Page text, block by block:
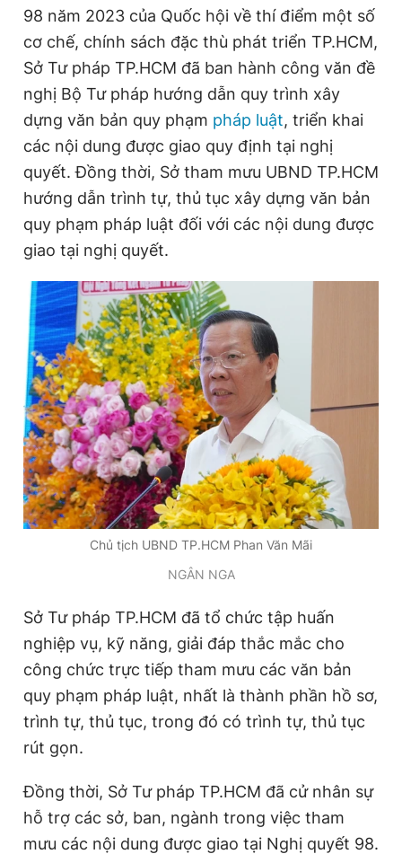
98 năm 2023 của Quốc hội về thí điểm một số
cơ chế, chính sách đặc thù phát triển TP.HCM,
Sở Tư pháp TP.HCM đã ban hành công văn đề
nghị Bộ Tư pháp hướng dẫn quy trình xây
dựng văn bản quy phạm pháp luật, triển khai
các nội dung được giao quy định tại nghị
quyết. Đồng thời, Sở tham mưu UBND TP.HCM
hướng dẫn trình tự, thủ tục xây dựng văn bản
quy phạm pháp luật đối với các nội dung được
giao tại nghị quyết.
Chủ tịch UBND TP.HCM Phan Văn Mãi
NGÂN NGA
Sở Tư pháp TP.HCM đã tổ chức tập huấn
nghiệp vụ, kỹ năng, giải đáp thắc mắc cho
công chức trực tiếp tham mưu các văn bản
quy phạm pháp luật, nhất là thành phần hồ sơ,
trình tự, thủ tục, trong đó có trình tự, thủ tục
rút gọn.
Đồng thời, Sở Tư pháp TP.HCM đã cử nhân sự
hỗ trợ các sở, ban, ngành trong việc tham
mưu các nội dung được giao tại Nghị quyết 98.